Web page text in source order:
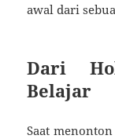
awal dari
Dari
Belajar
Saat